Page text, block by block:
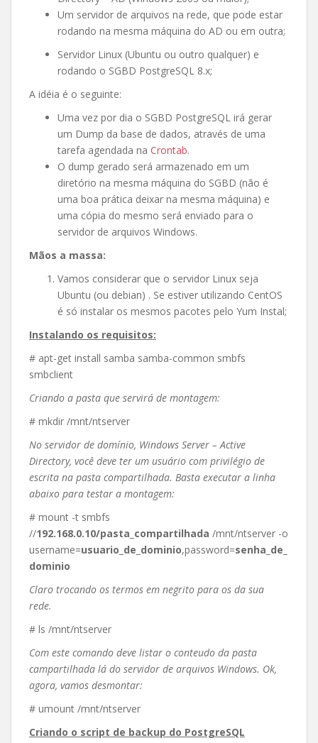
Um servidor de arquivos na rede, que pode estar
rodando na mesma máquina do AD ou em outra;
Servidor Linux (Ubuntu ou outro qualquer) e
rodando o SGBD PostgreSQL 8.x;
A idéia é o seguinte:
Uma vez por dia o SGBD PostgreSQL irá gerar
um Dump da base de dados, através de uma
tarefa agendada na Crontab.
O dump gerado será armazenado em um
diretório na mesma máquina do SGBD (não é
uma boa prática deixar na mesma máquina) e
uma cópia do mesmo será enviado para o
servidor de arquivos Windows.
Mãos a massa:
Vamos considerar que o servidor Linux seja
Ubuntu (ou debian) . Se estiver utilizando CentOS
é só instalar os mesmos pacotes pelo Yum Instal;
Instalando os requisitos:
# apt-get install samba samba-common smbfs
smbclient
Criando a pasta que servirá de montagem:
# mkdir /mnt/ntserver
No servidor de domínio, Windows Server – Active
Directory, você deve ter um usuário com privilégio de
escrita na pasta compartilhada. Basta executar a linha
abaixo para testar a montagem:
# mount -t smbfs
//192.168.0.10/pasta_compartilhada /mnt/ntserver -o
username=usuario_de_dominio,password=senha_de_
dominio
Claro trocando os termos em negrito para os da sua
rede.
# ls /mnt/ntserver
Com este comando deve listar o conteudo da pasta
campartilhada lá do servidor de arquivos Windows. Ok,
agora, vamos desmontar:
# umount /mnt/ntserver
Criando o script de backup do PostgreSQL